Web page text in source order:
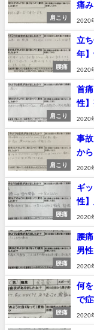
肩こり
痛
2020
腰痛
立
年
2020
肩こり
首
性
2020
肩こり
事
か
2020
腰痛
ギ
性
2020
腰痛
腰
男
2020
腰痛
何
で
2020